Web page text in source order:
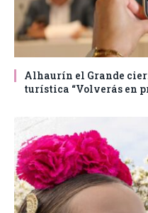
Alhaurín el Grande
turística “Volverás en